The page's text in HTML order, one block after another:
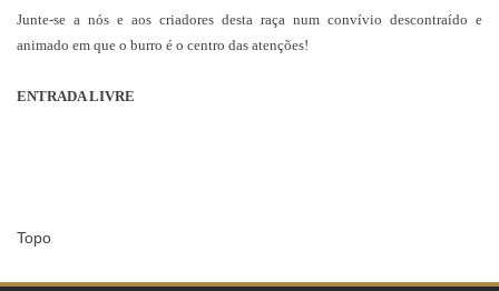
Junte-se a nós e aos criadores desta raça num convívio descontraído e
animado em que o burro é o centro das atenções!
ENTRADA LIVRE
Topo